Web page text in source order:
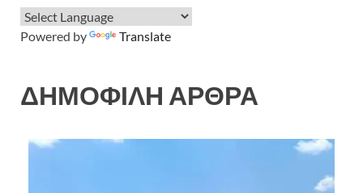
Powered by Translate
ΔΗΜΟΦΙΛΗ ΑΡΘΡΑ